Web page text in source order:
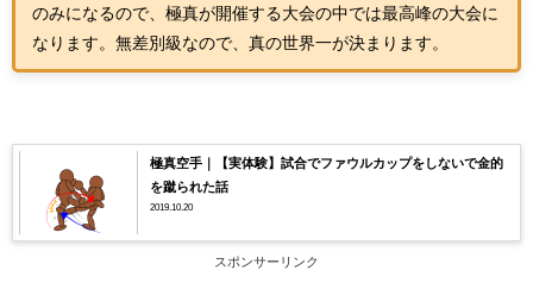
のみになるので、極真が開催する大会の中では最高峰の大会に
なります。無差別級なので、真の世界一が決まります。
極真空手｜【実体験】試合でファウルカップをしないで金的
を蹴られた話
2019.10.20
スポンサーリンク